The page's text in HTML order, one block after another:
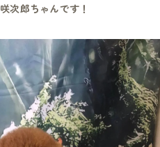
咲次郎ちゃんです！